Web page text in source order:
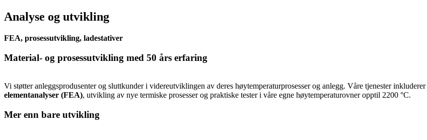
Analyse og utvikling
FEA, prosessutvikling, ladestativer
Material- og prosessutvikling med 50 års erfaring
Vi støtter anleggsprodusenter og sluttkunder i videreutviklingen av deres høytemperaturprosesser og anlegg. Våre tjenester inkluderer
elementanalyser (FEA), utvikling av nye termiske prosesser og praktiske tester i våre egne høytemperaturovner opptil 2200 °C.
Mer enn bare utvikling